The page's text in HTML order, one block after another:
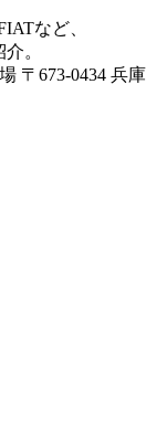
など、
。
〒673-0434 兵庫